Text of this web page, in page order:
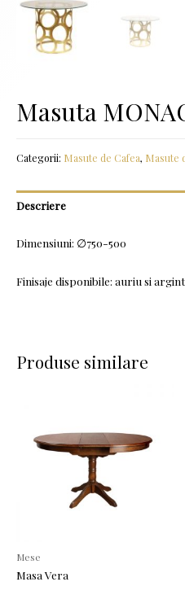
Masuta
Categorii: Masute de Cafea, Masute
Descriere
Dimensiuni: ∅750-500
Finisaje disponibile: auriu si
Produse similare
Mese
Masa Vera